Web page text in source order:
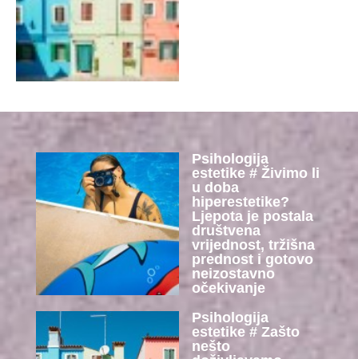
Psihologija
estetike # Živimo li
u doba
hiperestetike?
Ljepota je postala
društvena
vrijednost, tržišna
prednost i gotovo
neizostavno
očekivanje
Psihologija
estetike # Zašto
nešto